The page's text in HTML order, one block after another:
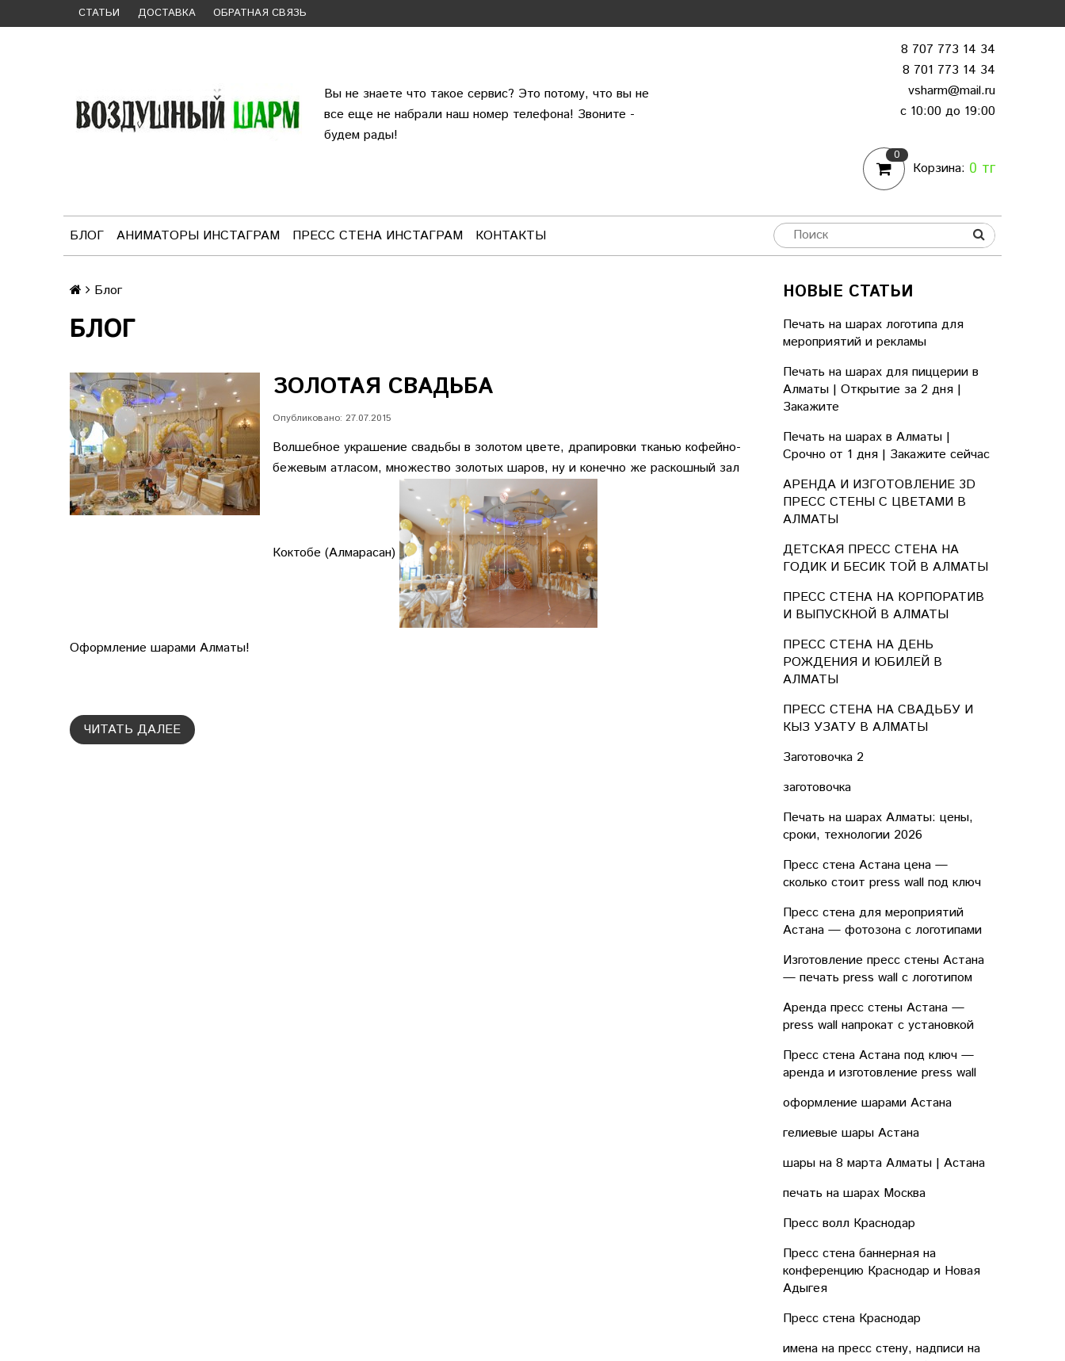
СТАТЬИ ДОСТАВКА ОБРАТНАЯ СВЯЗЬ
Вы не знаете что такое сервис? Это потому, что вы не
все еще не набрали наш номер телефона! Звоните -
будем рады!
8 707 773 14 34
8 701 773 14 34
vsharm@mail.ru
c 10:00 до 19:00
0
Корзина: 0 тг
БЛОГ АНИМАТОРЫ ИНСТАГРАМ ПРЕСС СТЕНА ИНСТАГРАМ КОНТАКТЫ
НОВЫЕ СТАТЬИ
Печать на шарах логотипа для
мероприятий и рекламы
Печать на шарах для пиццерии в
Алматы | Открытие за 2 дня |
Закажите
Печать на шарах в Алматы |
Срочно от 1 дня | Закажите сейчас
АРЕНДА И ИЗГОТОВЛЕНИЕ 3D
ПРЕСС СТЕНЫ С ЦВЕТАМИ В
АЛМАТЫ
ДЕТСКАЯ ПРЕСС СТЕНА НА
ГОДИК И БЕСИК ТОЙ В АЛМАТЫ
ПРЕСС СТЕНА НА КОРПОРАТИВ
И ВЫПУСКНОЙ В АЛМАТЫ
ПРЕСС СТЕНА НА ДЕНЬ
РОЖДЕНИЯ И ЮБИЛЕЙ В
АЛМАТЫ
ПРЕСС СТЕНА НА СВАДЬБУ И
КЫЗ УЗАТУ В АЛМАТЫ
Заготовочка 2
заготовочка
Печать на шарах Алматы: цены,
сроки, технологии 2026
Пресс стена Астана цена —
сколько стоит press wall под ключ
Пресс стена для мероприятий
Астана — фотозона с логотипами
Изготовление пресс стены Астана
— печать press wall с логотипом
Аренда пресс стены Астана —
press wall напрокат с установкой
Пресс стена Астана под ключ —
аренда и изготовление press wall
оформление шарами Астана
гелиевые шары Астана
шары на 8 марта Алматы | Астана
печать на шарах Москва
Пресс волл Краснодар
Пресс стена баннерная на
конференцию Краснодар и Новая
Адыгея
Пресс стена Краснодар
имена на пресс стену, надписи на
Блог
БЛОГ
ЗОЛОТАЯ СВАДЬБА
Опубликовано: 27.07.2015
Волшебное украшение свадьбы в золотом цвете, драпировки тканью кофейно-
бежевым атласом, множество золотых шаров, ну и конечно же раскошный зал
Коктобе (Алмарасан)
Оформление шарами Алматы!
ЧИТАТЬ ДАЛЕЕ